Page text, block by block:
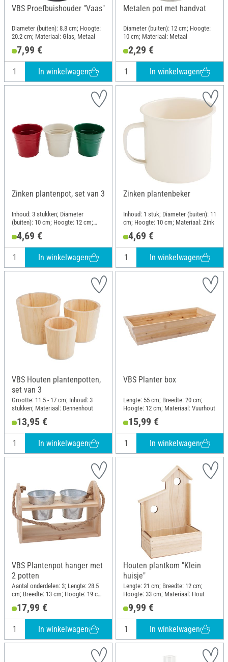
VBS Proefbuishouder "Vaas"
Diameter (buiten): 8.8 cm; Hoogte:
20.2 cm; Materiaal: Glas, Metaal
7,99 €
In winkelwagen
Metalen pot met handvat
Diameter (buiten): 12 cm; Hoogte:
10 cm; Materiaal: Metaal
2,29 €
In winkelwagen
Zinken plantenpot, set van 3
Inhoud: 3 stukken; Diameter
(buiten): 10 cm; Hoogte: 12 cm;
Materiaal: Zink
4,69 €
In winkelwagen
Zinken plantenbeker
Inhoud: 1 stuk; Diameter (buiten): 11
cm; Hoogte: 10 cm; Materiaal: Zink
4,69 €
In winkelwagen
VBS Houten plantenpotten,
set van 3
Grootte: 11.5 - 17 cm; Inhoud: 3
stukken; Materiaal: Dennenhout
13,95 €
In winkelwagen
VBS Planter box
Lengte: 55 cm; Breedte: 20 cm;
Hoogte: 12 cm; Materiaal: Vuurhout
15,99 €
In winkelwagen
VBS Plantenpot hanger met
2 potten
Aantal onderdelen: 3; Lengte: 28.5
cm; Breedte: 13 cm; Hoogte: 19 cm;
17,99 €
In winkelwagen
Houten plantkom "Klein
huisje"
Lengte: 21 cm; Breedte: 12 cm;
Hoogte: 33 cm; Materiaal: Hout
9,99 €
In winkelwagen